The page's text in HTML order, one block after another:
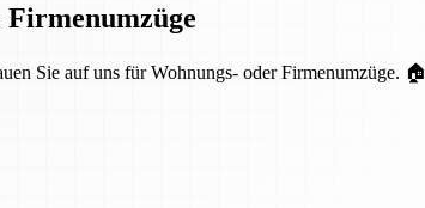
Sie auf uns für Wohnungs- oder Firmenumzüge. 🏠